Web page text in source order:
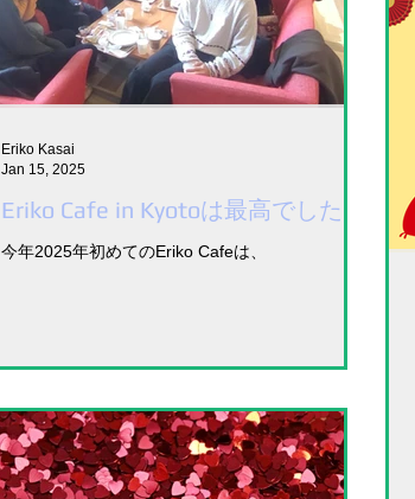
Eriko Cafe in Kyotoは最高でした！
今年2025年初めてのEriko Cafeは、
Eriko Kasai
Jan 15, 2025